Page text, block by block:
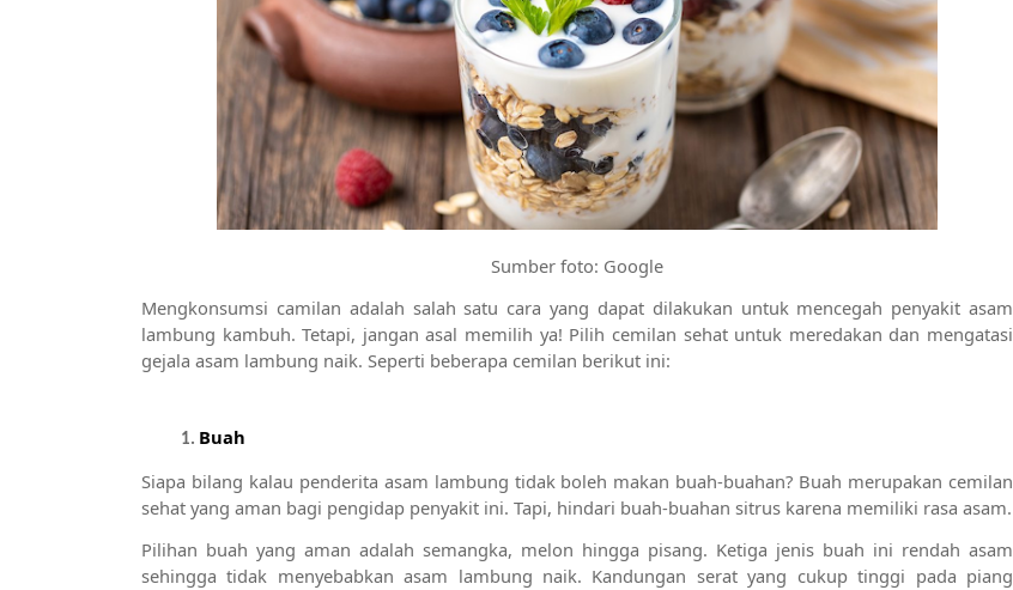
Sumber foto: Google
Mengkonsumsi camilan adalah salah satu cara yang dapat dilakukan untuk mencegah penyakit asam
lambung kambuh. Tetapi, jangan asal memilih ya! Pilih cemilan sehat untuk meredakan dan mengatasi
gejala asam lambung naik. Seperti beberapa cemilan berikut ini:
Buah
Siapa bilang kalau penderita asam lambung tidak boleh makan buah-buahan? Buah merupakan cemilan
sehat yang aman bagi pengidap penyakit ini. Tapi, hindari buah-buahan sitrus karena memiliki rasa asam.
Pilihan buah yang aman adalah semangka, melon hingga pisang. Ketiga jenis buah ini rendah asam
sehingga tidak menyebabkan asam lambung naik. Kandungan serat yang cukup tinggi pada piang